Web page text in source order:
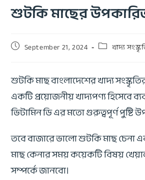
শুটকি মাছের
September 21, 2024 খাদ্য
শুটকি মাছ বাংলাদেশের খাদ্য
একটি প্রয়োজনীয় খাদ্যপণ্য হিসেবে
ভিটামিন ডি এর মতো গুরুত্বপূর্ণ পুষ্টি
তবে বাজারে ভালো শুটকি মাছ চেনা
মাছ কেনার সময় কয়েকটি বিষয়
সম্পর্কে জানবো।